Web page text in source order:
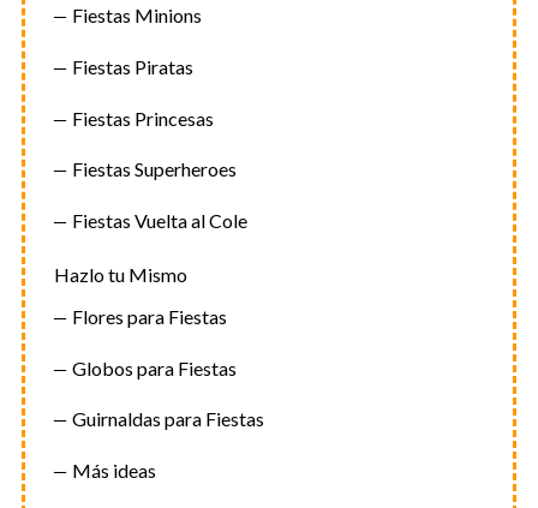
Fiestas Minions
Fiestas Piratas
Fiestas Princesas
Fiestas Superheroes
Fiestas Vuelta al Cole
Hazlo tu Mismo
Flores para Fiestas
Globos para Fiestas
Guirnaldas para Fiestas
Más ideas